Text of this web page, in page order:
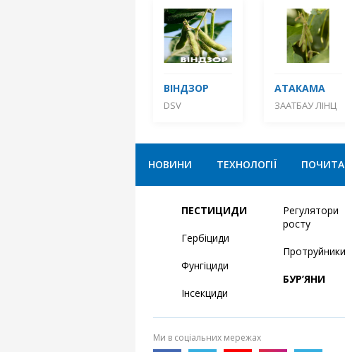
ВІНДЗОР
DSV
АТАКАМА
ЗААТБАУ ЛІНЦ
НОВИНИ ТЕХНОЛОГІЇ
ПЕСТИЦИДИ
Гербіциди
Фунгіциди
Інсекциди
Регулятори
росту
Протруйники
БУР’ЯНИ
Ми в соціальних мережах